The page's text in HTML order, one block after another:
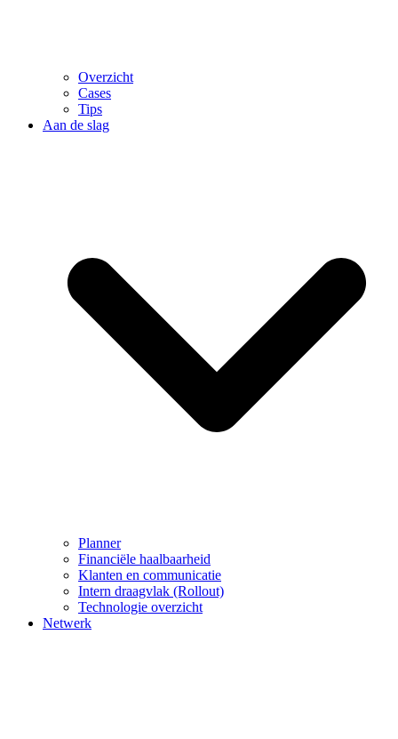
Overzicht
Cases
Tips
Aan de slag
Planner
Financiële haalbaarheid
Klanten en communicatie
Intern draagvlak (Rollout)
Technologie overzicht
Netwerk